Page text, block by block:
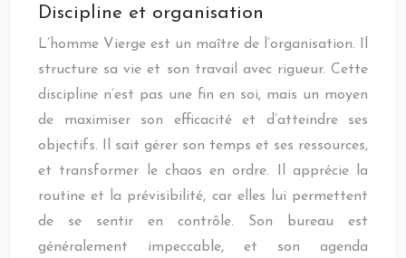
Discipline et organisation
L’homme Vierge est un maître de l’organisation. Il
structure sa vie et son travail avec rigueur. Cette
discipline n’est pas une fin en soi, mais un moyen
de maximiser son efficacité et d’atteindre ses
objectifs. Il sait gérer son temps et ses ressources,
et transformer le chaos en ordre. Il apprécie la
routine et la prévisibilité, car elles lui permettent
de se sentir en contrôle. Son bureau est
généralement impeccable, et son agenda